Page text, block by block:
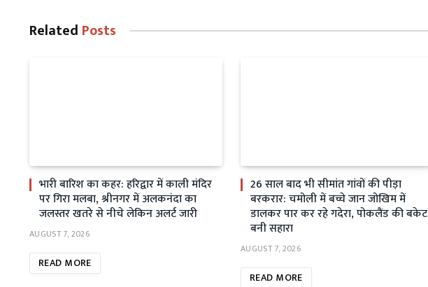
Related Posts
भारी बारिश का कहर: हरिद्वार में काली मंदिर
पर गिरा मलबा, श्रीनगर में अलकनंदा का
जलस्तर खतरे से नीचे लेकिन अलर्ट जारी
AUGUST 7, 2026
READ MORE
26 साल बाद भी सीमांत गांवों की पीड़ा
बरकरार: चमोली में बच्चे जान जोखिम में
डालकर पार कर रहे गदेरा, पोकलैंड की बकेट
बनी सहारा
AUGUST 7, 2026
READ MORE